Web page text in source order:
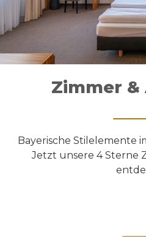
Zimmer
Bayerische Stilelemente
Jetzt unsere 4 Sterne